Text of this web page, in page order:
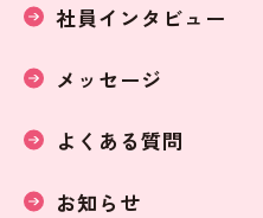
社員インタビュー
メッセージ
よくある質問
お知らせ